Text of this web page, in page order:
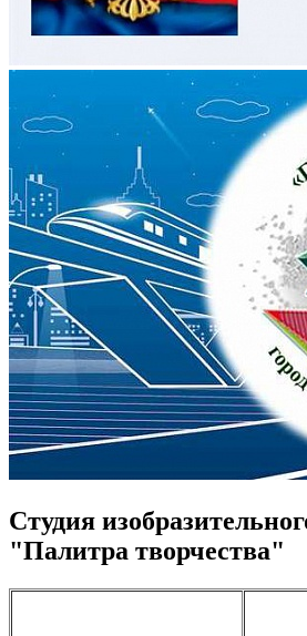
Студия
"Палитра творчества"